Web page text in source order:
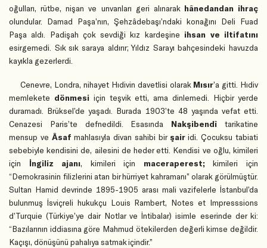
oğulları, rütbe, nişan ve unvanları geri alınarak hânedandan ihraç
olundular. Damad Paşa’nın, Şehzâdebaşı’ndaki konağını Deli Fuad
Paşa aldı. Padişah çok sevdiği kız kardeşine ihsan ve iltifatını
esirgemedi. Sık sık saraya aldırır; Yıldız Sarayı bahçesindeki havuzda
kayıkla gezerlerdi.
Cenevre, Londra, nihayet Hıdivin davetlisi olarak Mısır’a gitti. Hıdiv
memlekete dönmesi için teşvik etti, ama dinlemedi. Hiçbir yerde
duramadı. Brüksel’de yaşadı. Burada 1903’te 48 yaşında vefat etti.
Cenazesi Paris’te defnedildi. Esasında Nakşibendî tarikatine
mensup ve Âsaf mahlasıyla divan sahibi birşairidi. Çocuksu tabiati
sebebiyle kendisini de, ailesini de heder etti. Kendisi ve oğlu, kimileri
için İngiliz ajanı, kimileri için maceraperest;kimileri için
“Demokrasinin filizlerini atan bir hürriyet kahramanı” olarak görülmüştür.
Sultan Hamid devrinde 1895-1905 arası mali vazifelerle İstanbul’da
bulunmuş İsviçreli hukukçu Louis Rambert, Notes et Impresssions
d’Turquie (Türkiye’ye dair Notlar ve İntibalar) isimle eserinde der ki:
“Bazılarının iddiasına göre Mahmud ötekilerden değerli kimse değildir.
Kaçışı, dönüşünü pahalıya satmak içindir.”